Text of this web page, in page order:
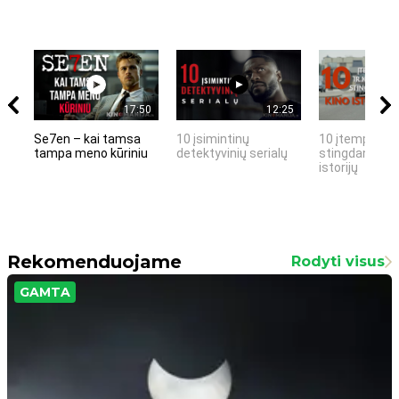
17:50
Se7en – kai tamsa
tampa meno kūriniu
12:25
10 įsimintinų
detektyvinių serialų
10 įtemptų,
stingdančių
istorijų
Rekomenduojame Rodyti visus
GAMTA